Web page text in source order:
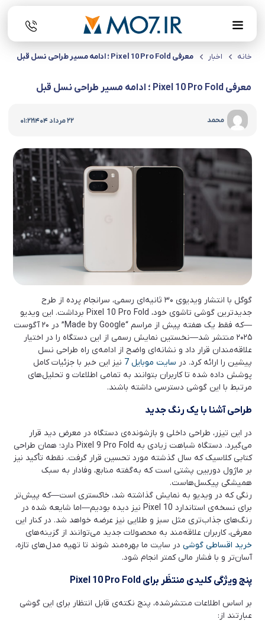
خانه اخبار معرفی Pixel 10 Pro Fold ؛ ادامه مسیر طراحی نسل قبل
معرفی Pixel 10 Pro Fold ؛ ادامه مسیر طراحی نسل قبل
محمد 22 مرداد 1404 |
01:22
گوگل با انتشار ویدیوی ۳۰ ثانیه‌ای رسمی، سرانجام پرده از طرح
جدیدترین گوشی تاشوی خود، Pixel 10 Pro Fold برداشت. این ویدیو
—که فقط یک هفته پیش از مراسم “Made by Google” در ۲۰ آگوست
۲۰۲۵ منتشر شد—نخستین نمایش رسمی از این دستگاه را در اختیار
علاقه‌مندان قرار داد و نشانه‌ای واضح از ادامه‌ی راه طراحی نسل
پیشین را ارائه کرد. در سایت موبایل 7
نیز این خبر با جزئیات کامل
پوشش داده شده تا کاربران بتوانند به تمامی اطلاعات و تحلیل‌های
مرتبط با این گوشی دسترسی داشته باشند.
طراحی آشنا با یک رنگ جدید
در این تیزر، طراحی داخلی و بازشونده‌ی دستگاه در معرض دید قرار
می‌گیرد. دستگاه شباهت زیادی به Pixel 9 Pro Fold دارد؛ همان طراحی
کتابی کلاسیک که سال گذشته مورد تحسین قرار گرفت. نقطه تأکید نیز
بر ماژول دوربین پشتی است که به‌گفته منابع، وفادار به سبک
همیشگی پیکسل‌هاست.
رنگی که در ویدیو به نمایش گذاشته شد، خاکستری است—که پیش‌تر
برای نسخه‌ی استاندارد Pixel 10 نیز دیده بودیم—اما شایعه شده در
رنگ‌های جذاب‌تری مثل سبز و طلایی نیز عرضه خواهد شد. در کنار این
معرفی، کاربران علاقه‌مند به محصولات جدید می‌توانند از گزینه‌های
خرید اقساطی گوشی در سایت ما بهره‌مند شوند تا تهیه مدل‌های تازه،
آسان‌تر و با فشار مالی کمتر انجام شود.
پنج ویژگی کلیدی منتظَر برای
بر اساس اطلاعات منتشرشده، پنج نکته‌ی قابل انتظار برای این گوشی
عبارتند از: